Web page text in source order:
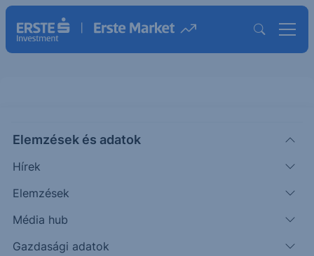
Elemzések és adatok
Hírek
Elemzések
Média hub
Gazdasági adatok
ATGL(USA)
Alpha Technology Group Ord Shs
8.35 USD
Időpont: 26.08.07. 22:01
Előző záró:
7.50